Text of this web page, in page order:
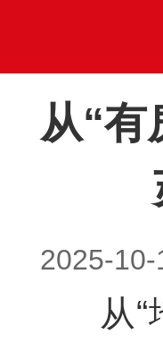
从“有
2025-
从“地